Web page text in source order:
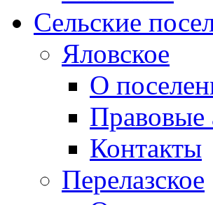
Сельские
Яловское
О
Правовые
Контакты
Перелазское